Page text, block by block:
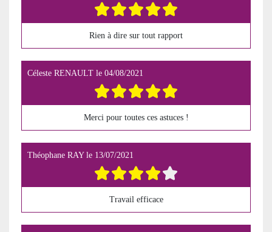
Rien à dire sur tout rapport
Céleste RENAULT le 04/08/2021
Merci pour toutes ces astuces !
Théophane RAYle 13/07/2021
Travail efficace